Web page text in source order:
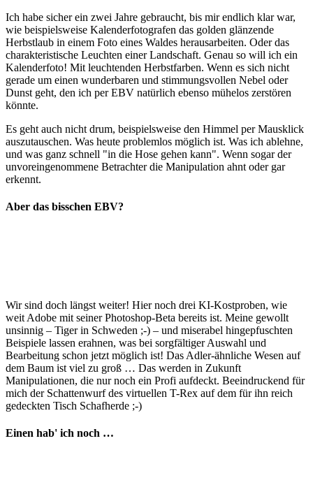
Ich habe sicher ein zwei Jahre gebraucht, bis mir endlich klar war,
wie beispielsweise Kalenderfotografen das golden glänzende
Herbstlaub in einem Foto eines Waldes herausarbeiten. Oder das
charakteristische Leuchten einer Landschaft. Genau so will ich ein
Kalenderfoto! Mit leuchtenden Herbstfarben. Wenn es sich nicht
gerade um einen wunderbaren und stimmungsvollen Nebel oder
Dunst geht, den ich per EBV natürlich ebenso mühelos zerstören
könnte.
Es geht auch nicht drum, beispielsweise den Himmel per Mausklick
auszutauschen. Was heute problemlos möglich ist. Was ich ablehne,
und was ganz schnell "in die Hose gehen kann". Wenn sogar der
unvoreingenommene Betrachter die Manipulation ahnt oder gar
erkennt.
Aber das bisschen EBV?
Wir sind doch längst weiter! Hier noch drei KI-Kostproben, wie
weit Adobe mit seiner Photoshop-Beta bereits ist. Meine gewollt
unsinnig – Tiger in Schweden ;-) – und miserabel hingepfuschten
Beispiele lassen erahnen, was bei sorgfältiger Auswahl und
Bearbeitung schon jetzt möglich ist! Das Adler-ähnliche Wesen auf
dem Baum ist viel zu groß … Das werden in Zukunft
Manipulationen, die nur noch ein Profi aufdeckt. Beeindruckend für
mich der Schattenwurf des virtuellen T-Rex auf dem für ihn reich
gedeckten Tisch Schafherde ;-)
Einen hab' ich noch …